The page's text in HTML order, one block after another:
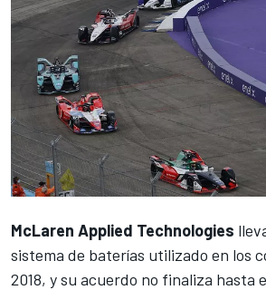
McLaren Applied Technologies
sistema de baterías utilizado en los
2018, y su acuerdo no finaliza hasta